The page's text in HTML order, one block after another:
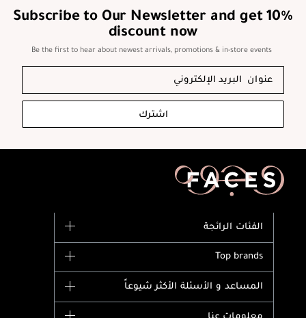
Subscribe to Our Newsletter and get 10%
discount now
Be the first to hear about newest arrivals, promotions & in-store events
اشترك
الفئات الرائجة
الأكثر مبيعاً
اشترِ بطاقة هدية
Top brands
Giorgio Armani
المساعد و الأسئلة الأكثر شيوعاً